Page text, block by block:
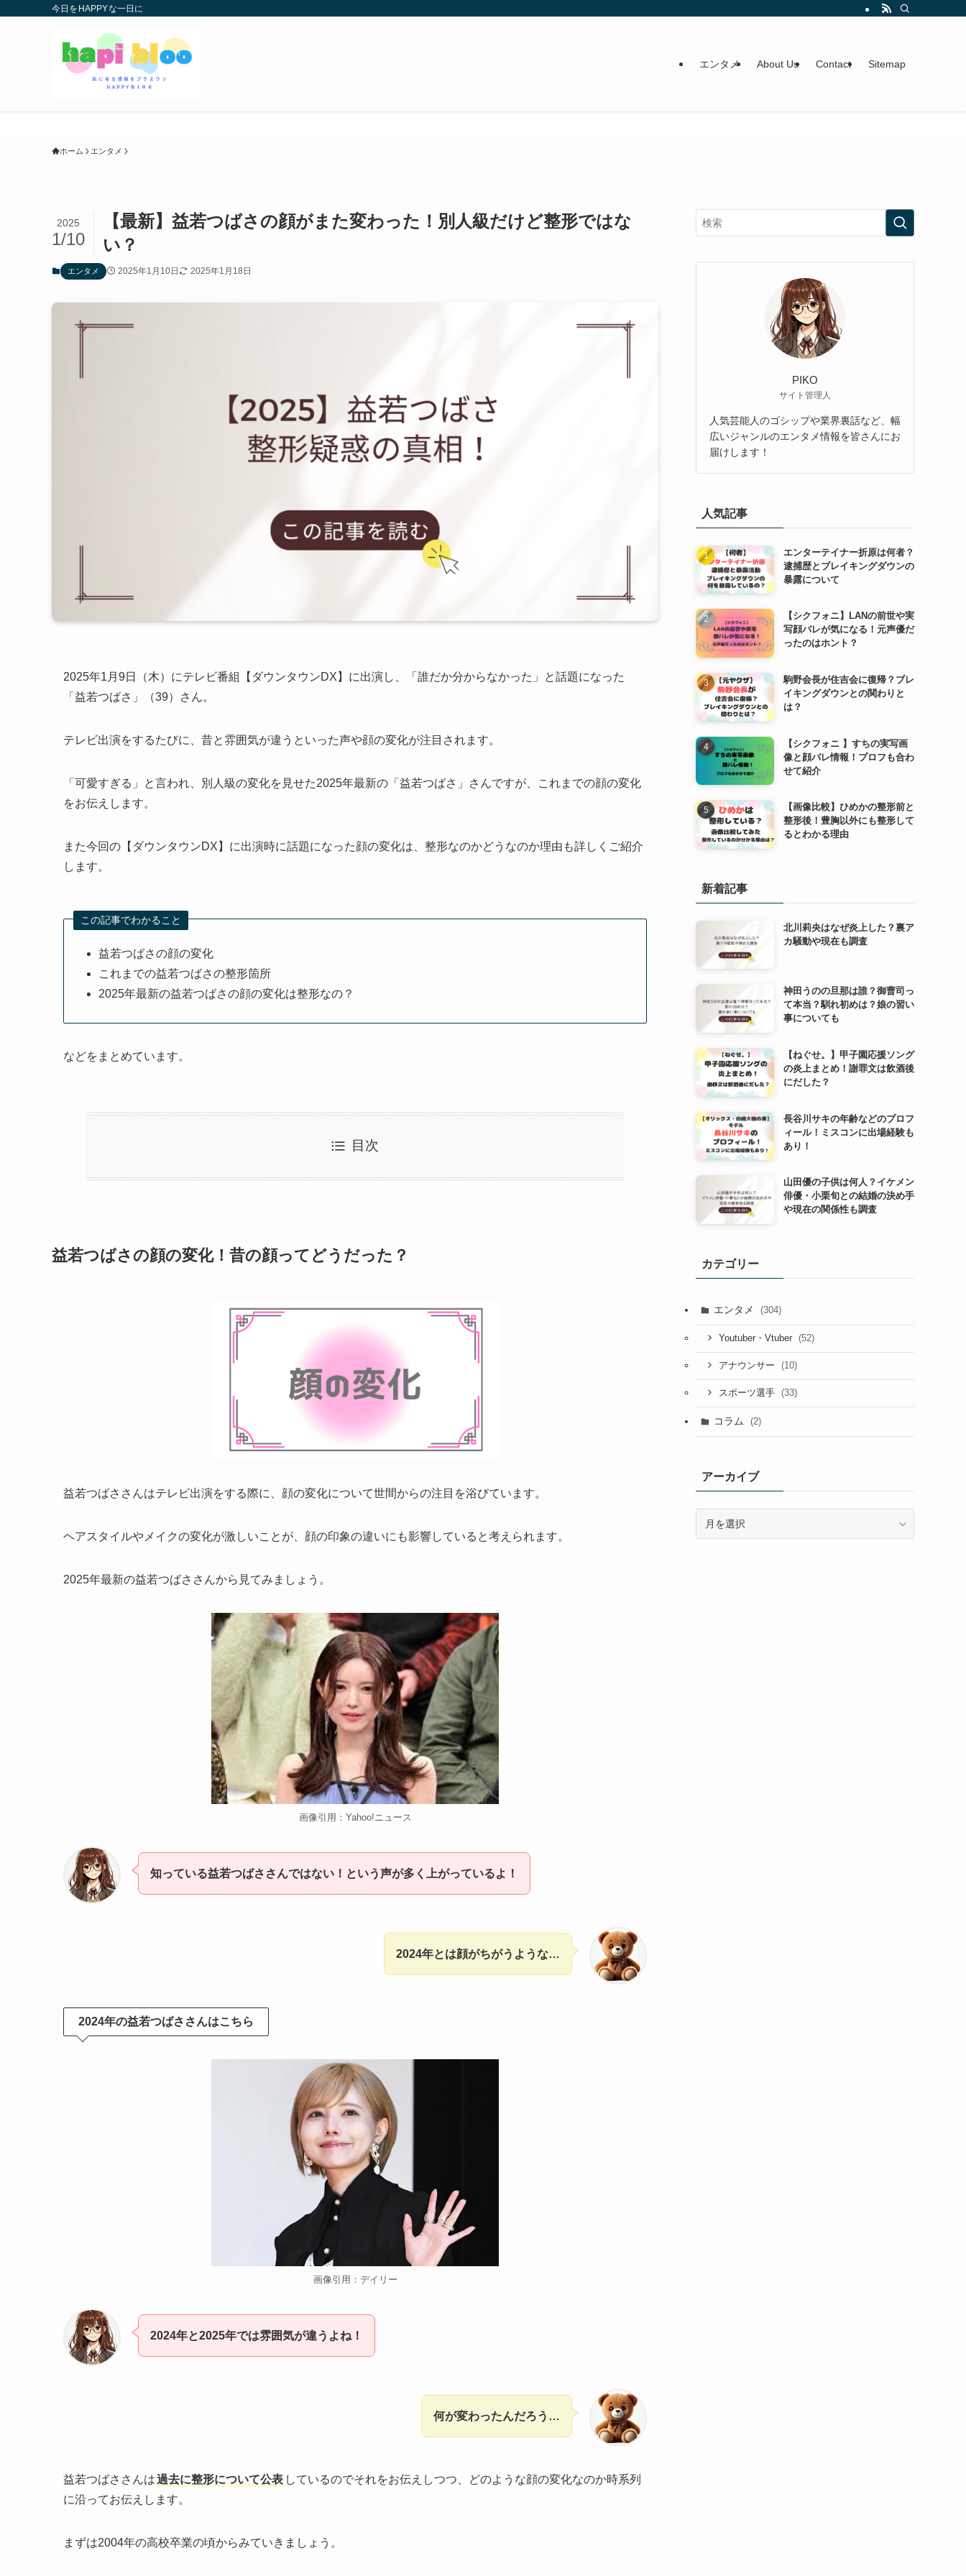
今日をHAPPYな一日に
エンタメ About Us Contact Sitemap
ホーム エンタメ
【最新】益若つばさの顔がまた変わった！別人級だけど整形ではな
い？
2025
1/10
エンタメ 2025年1月10日 2025年1月18日
2025年1月9日（木）にテレビ番組【ダウンタウンDX】に出演し、「誰だか分からなかった」と話題になった
「益若つばさ」（39）さん。
テレビ出演をするたびに、昔と雰囲気が違うといった声や顔の変化が注目されます。
「可愛すぎる」と言われ、別人級の変化を見せた2025年最新の「益若つばさ」さんですが、これまでの顔の変化
をお伝えします。
また今回の【ダウンタウンDX】に出演時に話題になった顔の変化は、整形なのかどうなのか理由も詳しくご紹介
します。
この記事でわかること
益若つばさの顔の変化
これまでの益若つばさの整形箇所
2025年最新の益若つばさの顔の変化は整形なの？
などをまとめています。
目次
益若つばさの顔の変化！昔の顔ってどうだった？
益若つばささんはテレビ出演をする際に、顔の変化について世間からの注目を浴びています。
ヘアスタイルやメイクの変化が激しいことが、顔の印象の違いにも影響していると考えられます。
2025年最新の益若つばささんから見てみましょう。
画像引用：Yahoo!ニュース
知っている益若つばささんではない！という声が多く上がっているよ！
2024年とは顔がちがうような…
2024年の益若つばささんはこちら
画像引用：デイリー
2024年と2025年では雰囲気が違うよね！
何が変わったんだろう…
益若つばささんは過去に整形について公表 しているのでそれをお伝えしつつ、どのような顔の変化なのか時系列
に沿ってお伝えします。
まずは2004年の高校卒業の頃からみていきましょう。
PIKO
サイト管理人
人気芸能人のゴシップや業界裏話など、幅
広いジャンルのエンタメ情報を皆さんにお
届けします！
人気記事
エンターテイナー折原は何者？
逮捕歴とブレイキングダウンの
暴露について
【シクフォニ】LANの前世や実
写顔バレが気になる！元声優だ
ったのはホント？
駒野会長が住吉会に復帰？ブレ
イキングダウンとの関わりと
は？
【シクフォニ 】すちの実写画
像と顔バレ情報！プロフも合わ
せて紹介
【画像比較】ひめかの整形前と
整形後！豊胸以外にも整形して
るとわかる理由
新着記事
北川莉央はなぜ炎上した？裏ア
カ騒動や現在も調査
神田うのの旦那は誰？御曹司っ
て本当？馴れ初めは？娘の習い
事についても
【ねぐせ。】甲子園応援ソング
の炎上まとめ！謝罪文は飲酒後
にだした？
長谷川サキの年齢などのプロフ
ィール！ミスコンに出場経験も
あり！
山田優の子供は何人？イケメン
俳優・小栗旬との結婚の決め手
や現在の関係性も調査
カテゴリー
エンタメ (304)
Youtuber・Vtuber (52)
アナウンサー (10)
スポーツ選手 (33)
コラム (2)
アーカイブ